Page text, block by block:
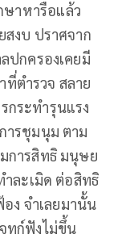
าหารือแล้ว
สงบ ปราศจาก
ปกครองเคยมี
ที่ตำรวจ สลาย
กระทำรุนแรง
ารชุมนุม ตาม
การสิทธิ มนุษย
ละเมิด ต่อสิทธิ
จำเลยมานั้น
ทก์ฟังไม่ขึ้น